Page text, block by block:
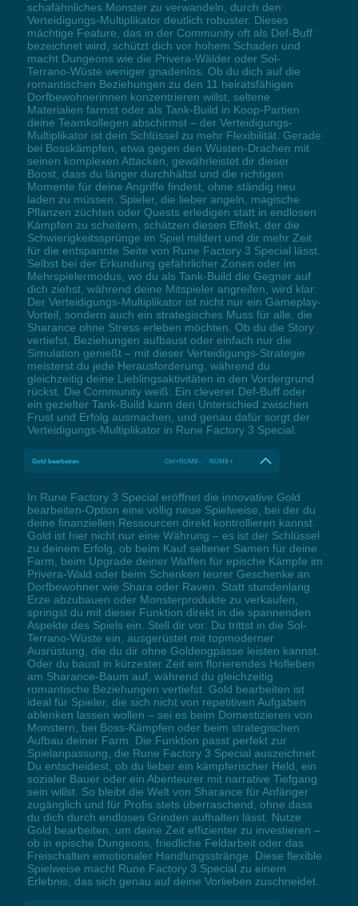
schafähnliches Monster zu verwandeln, durch den
Verteidigungs-Multiplikator deutlich robuster. Dieses
mächtige Feature, das in der Community oft als Def-Buff
bezeichnet wird, schützt dich vor hohem Schaden und
macht Dungeons wie die Privera-Wälder oder Sol-
Terrano-Wüste weniger gnadenlos. Ob du dich auf die
romantischen Beziehungen zu den 11 heiratsfähigen
Dorfbewohnerinnen konzentrieren willst, seltene
Materialien farmst oder als Tank-Build in Koop-Partien
deine Teamkollegen abschirmst – der Verteidigungs-
Multiplikator ist dein Schlüssel zu mehr Flexibilität. Gerade
bei Bosskämpfen, etwa gegen den Wüsten-Drachen mit
seinen komplexen Attacken, gewährleistet dir dieser
Boost, dass du länger durchhältst und die richtigen
Momente für deine Angriffe findest, ohne ständig neu
laden zu müssen. Spieler, die lieber angeln, magische
Pflanzen züchten oder Quests erledigen statt in endlosen
Kämpfen zu scheitern, schätzen diesen Effekt, der die
Schwierigkeitssprünge im Spiel mildert und dir mehr Zeit
für die entspannte Seite von Rune Factory 3 Special lässt.
Selbst bei der Erkundung gefährlicher Zonen oder im
Mehrspielermodus, wo du als Tank-Build die Gegner auf
dich ziehst, während deine Mitspieler angreifen, wird klar:
Der Verteidigungs-Multiplikator ist nicht nur ein Gameplay-
Vorteil, sondern auch ein strategisches Muss für alle, die
Sharance ohne Stress erleben möchten. Ob du die Story
vertiefst, Beziehungen aufbaust oder einfach nur die
Simulation genießt – mit dieser Verteidigungs-Strategie
meisterst du jede Herausforderung, während du
gleichzeitig deine Lieblingsaktivitäten in den Vordergrund
rückst. Die Community weiß: Ein cleverer Def-Buff oder
ein gezielter Tank-Build kann den Unterschied zwischen
Frust und Erfolg ausmachen, und genau dafür sorgt der
Verteidigungs-Multiplikator in Rune Factory 3 Special.
Gold bearbeiten Ctrl+NUM9 - NUM9 +
In Rune Factory 3 Special eröffnet die innovative Gold
bearbeiten-Option eine völlig neue Spielweise, bei der du
deine finanziellen Ressourcen direkt kontrollieren kannst.
Gold ist hier nicht nur eine Währung – es ist der Schlüssel
zu deinem Erfolg, ob beim Kauf seltener Samen für deine
Farm, beim Upgrade deiner Waffen für epische Kämpfe im
Privera-Wald oder beim Schenken teurer Geschenke an
Dorfbewohner wie Shara oder Raven. Statt stundenlang
Erze abzubauen oder Monsterprodukte zu verkaufen,
springst du mit dieser Funktion direkt in die spannenden
Aspekte des Spiels ein. Stell dir vor: Du trittst in die Sol-
Terrano-Wüste ein, ausgerüstet mit topmoderner
Ausrüstung, die du dir ohne Goldengpässe leisten kannst.
Oder du baust in kürzester Zeit ein florierendes Hofleben
am Sharance-Baum auf, während du gleichzeitig
romantische Beziehungen vertiefst. Gold bearbeiten ist
ideal für Spieler, die sich nicht von repetitiven Aufgaben
ablenken lassen wollen – sei es beim Domestizieren von
Monstern, bei Boss-Kämpfen oder beim strategischen
Aufbau deiner Farm. Die Funktion passt perfekt zur
Spielanpassung, die Rune Factory 3 Special auszeichnet:
Du entscheidest, ob du lieber ein kämpferischer Held, ein
sozialer Bauer oder ein Abenteurer mit narrative Tiefgang
sein willst. So bleibt die Welt von Sharance für Anfänger
zugänglich und für Profis stets überraschend, ohne dass
du dich durch endloses Grinden aufhalten lässt. Nutze
Gold bearbeiten, um deine Zeit effizienter zu investieren –
ob in epische Dungeons, friedliche Feldarbeit oder das
Freischalten emotionaler Handlungsstränge. Diese flexible
Spielweise macht Rune Factory 3 Special zu einem
Erlebnis, das sich genau auf deine Vorlieben zuschneidet.